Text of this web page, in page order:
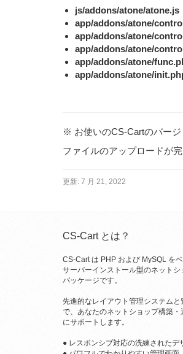
js/addons/atone/atone.js
app/addons/atone/
app/addons/atone/
app/addons/atone/
app/addons/atone/
app/addons/atone/
※ お使いのCS-Cartのバージ
ファイルのアップロードが完
更新: 7 月 21, 2022
CS-Cart とは？
CS-Cart は PHP および MySQL を
サーバーインストール型のネットシ
パッケージです。
先進的なレイアウト管理システムと
で、あなたのネットショップ構築・
にサポートします。
● レスポンシブ対応の洗練されたデ